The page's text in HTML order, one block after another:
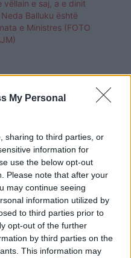
My Personal
sharing to third parties, or
information for
use the below opt-out
Please note that after your
may continue seeing
information utilized by
to third parties prior to
opt-out of the further
by third parties on the
This information may
vëllain e saj, a e dinit
Neda Balluku është
e Ministres (FOTO